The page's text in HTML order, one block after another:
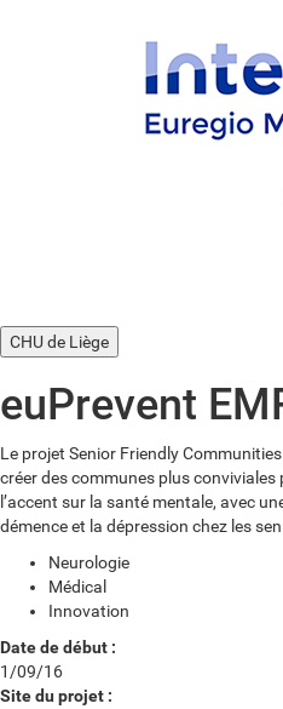
CHU de Liège
euPrevent
Le projet Senior Friendly
créer des communes plus conviviales
l’accent sur la santé mentale, avec
démence et la dépression chez les
Neurologie
Médical
Innovation
Date de début :
1/09/16
Site du projet :